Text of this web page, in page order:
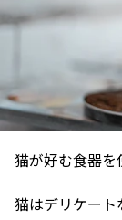
猫が好む食器を
猫はデリケー